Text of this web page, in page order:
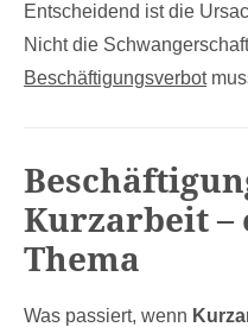
Entscheidend ist die
Nicht die
Beschäftigungsverbot
Kurzarbeit –
Thema
Was passiert, wenn